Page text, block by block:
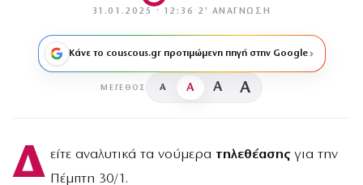
31.01.2025 · 12:36 · 2′ ΑΝΆΓΝΩΣΗ
Κάνε το couscous.gr προτιμώμενη πηγή στην Google
ΜΈΓΕΘΟΣ A A A A
Δ είτε αναλυτικά τα νούμερα τηλεθέασηςγια την
Πέμπτη 30/1.